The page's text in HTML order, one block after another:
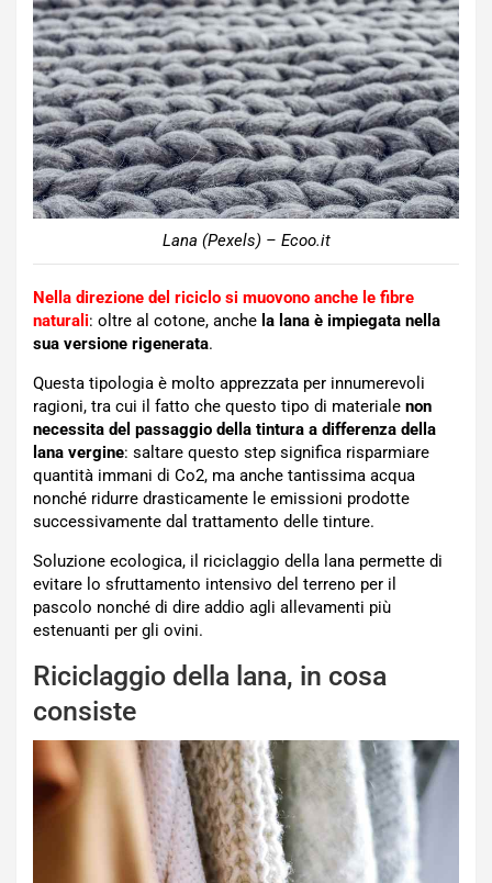
Lana (Pexels) – Ecoo.it
Nella direzione del riciclo si muovono anche le fibre
naturali: oltre al cotone, anche la lana è impiegata nella
sua versione rigenerata.
Questa tipologia è molto apprezzata per innumerevoli
ragioni, tra cui il fatto che questo tipo di materiale non
necessita del passaggio della tintura a differenza della
lana vergine: saltare questo step significa risparmiare
quantità immani di Co2, ma anche tantissima acqua
nonché ridurre drasticamente le emissioni prodotte
successivamente dal trattamento delle tinture.
Soluzione ecologica, il riciclaggio della lana permette di
evitare lo sfruttamento intensivo del terreno per il
pascolo nonché di dire addio agli allevamenti più
estenuanti per gli ovini.
Riciclaggio della lana, in cosa
consiste